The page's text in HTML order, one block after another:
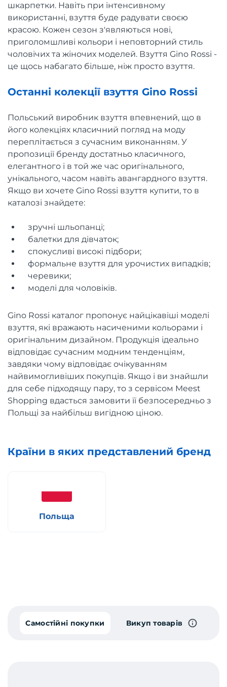
шкарпетки. Навіть при інтенсивному
використанні, взуття буде радувати своєю
красою. Кожен сезон з'являються нові,
приголомшливі кольори і неповторний стиль
чоловічих та жіночих моделей. Взуття Gino Rossi -
це щось набагато більше, ніж просто взуття.
Останні колекції взуття Gino Rossi
Польський виробник взуття впевнений, що в
його колекціях класичний погляд на моду
переплітається з сучасним виконанням. У
пропозиції бренду достатньо класичного,
елегантного і в той же час оригінального,
унікального, часом навіть авангардного взуття.
Якщо ви хочете Gino Rossi взуття купити, то в
каталозі знайдете:
зручні шльопанці;
балетки для дівчаток;
спокусливі високі підбори;
формальне взуття для урочистих випадків;
черевики;
моделі для чоловіків.
Gino Rossi каталог пропонує найцікавіші моделі
взуття, які вражають насиченими кольорами і
оригінальним дизайном. Продукція ідеально
відповідає сучасним модним тенденціям,
завдяки чому відповідає очікуванням
найвимогливіших покупців. Якщо і ви знайшли
для себе підходящу пару, то з сервісом Meest
Shopping вдасться замовити її безпосередньо з
Польщі за найбільш вигідною ціною.
Країни в яких представлений бренд
Польща
Самостійні покупки Викуп товарів